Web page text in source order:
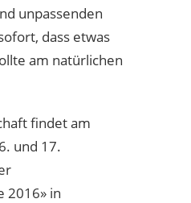
unpassenden
dass etwas
am natürlichen
findet am
und 17.
2016» in